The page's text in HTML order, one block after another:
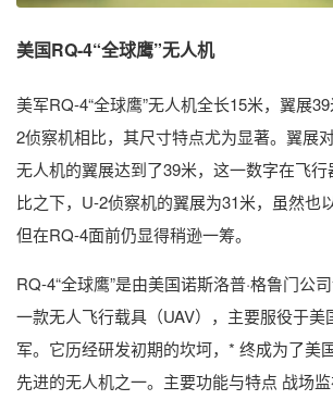
美国RQ-4“全球鹰”无人机
美军RQ-4“全球鹰”无人机全长15米，翼展
2侦察机相比，其尺寸特点尤为显著。翼展
无人机的翼展达到了39米，这一数字在飞
比之下，U-2侦察机的翼展为31米，虽然也
但在RQ-4面前仍显得稍逊一筹。
RQ-4“全球鹰”是由美国诺斯洛普·格鲁门公
一款无人飞行载具（UAV），主要服役于美
军。它历经研发初期的坎坷，* 终成为了美
先进的无人机之一。主要功能与特点 战场